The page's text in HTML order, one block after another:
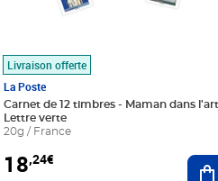
au panier
Livraison offerte
La Poste
Carnet de 12 timbres - Maman dans
Lettre verte
20g / France
18,24€